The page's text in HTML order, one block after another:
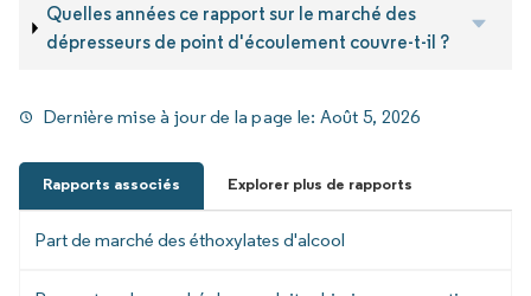
Quelles années ce rapport sur le marché des
dépresseurs de point d'écoulement couvre-t-il ?
Dernière mise à jour de la page le: Août 5, 2026
Rapports associés Explorer plus de rapports
Part de marché des éthoxylates d'alcool